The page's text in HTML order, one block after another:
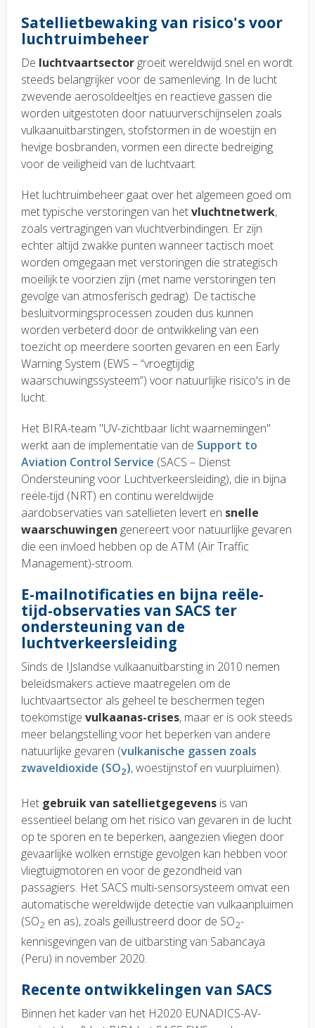
Body
text
Satellietbewaking van risico's voor
luchtruimbeheer
De luchtvaartsector groeit wereldwijd snel en wordt
steeds belangrijker voor de samenleving. In de lucht
zwevende aerosoldeeltjes en reactieve gassen die
worden uitgestoten door natuurverschijnselen zoals
vulkaanuitbarstingen, stofstormen in de woestijn en
hevige bosbranden, vormen een directe bedreiging
voor de veiligheid van de luchtvaart.
Het luchtruimbeheer gaat over het algemeen goed om
met typische verstoringen van hetvluchtnetwerk,
zoals vertragingen van vluchtverbindingen. Er zijn
echter altijd zwakke punten wanneer tactisch moet
worden omgegaan met verstoringen die strategisch
moeilijk te voorzien zijn (met name verstoringen ten
gevolge van atmosferisch gedrag). De tactische
besluitvormingsprocessen zouden dus kunnen
worden verbeterd door de ontwikkeling van een
toezicht op meerdere soorten gevaren en een Early
Warning System (EWS – “vroegtijdig
waarschuwingssysteem”) voor natuurlijke risico's in de
lucht.
Het BIRA-team "UV-zichtbaar licht waarnemingen"
werkt aan de implementatie van de Support to
Aviation Control Service (SACS – Dienst
Ondersteuning voor Luchtverkeersleiding), die in bijna
reële-tijd (NRT) en continu wereldwijde
aardobservaties van satellieten levert en snelle
waarschuwingen genereert voor natuurlijke gevaren
die een invloed hebben op de ATM (Air Traffic
Management)-stroom.
E-mailnotificaties en bijna reële-
tijd-observaties van SACS ter
ondersteuning van de
luchtverkeersleiding
Sinds de IJslandse vulkaanuitbarsting in 2010 nemen
beleidsmakers actieve maatregelen om de
luchtvaartsector als geheel te beschermen tegen
toekomstige vulkaanas-crises, maar er is ook steeds
meer belangstelling voor het beperken van andere
natuurlijke gevaren (vulkanische gassen zoals
zwaveldioxide (SO2), woestijnstof en vuurpluimen).
Het gebruik van satellietgegevens is van
essentieel belang om het risico van gevaren in de lucht
op te sporen en te beperken, aangezien vliegen door
gevaarlijke wolken ernstige gevolgen kan hebben voor
vliegtuigmotoren en voor de gezondheid van
passagiers. Het SACS multi-sensorsysteem omvat een
automatische wereldwijde detectie van vulkaanpluimen
(SO2 en as), zoals geïllustreerd door de SO2-
kennisgevingen van de uitbarsting van Sabancaya
(Peru) in november 2020.
Recente ontwikkelingen van SACS
Binnen het kader van het H2020 EUNADICS-AV-